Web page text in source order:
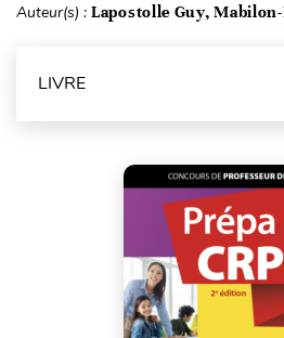
Auteur(s) : Lapostolle Guy,
LIVRE